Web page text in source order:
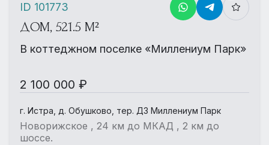
ДОМ, 521.5 М²
В коттеджном поселке «Миллениум Парк»
2 100 000 ₽
г. Истра, д. Обушково, тер. ДЗ Миллениум Парк
Новорижское , 24 км до МКАД , 2 км до
шоссе.
ID 101773